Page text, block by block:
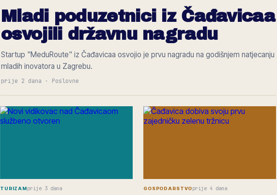
Mladi poduzetnici iz Čađavicaa
osvojili državnu nagradu
Startup "MeduRoute" iz Čađavicaa osvojio je prvu nagradu na godišnjem natjecanju
mladih inovatora u Zagrebu.
prije 2 dana · Poslovne
TURIZAMprije 3 dana GOSPODARSTVOprije 4 dana